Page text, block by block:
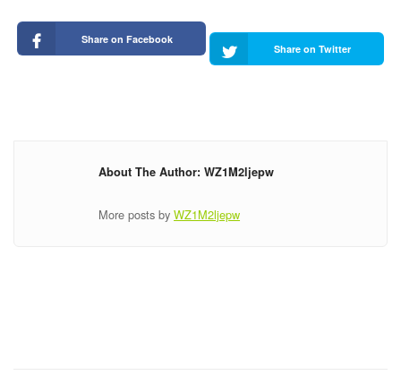
Share on Facebook
Share on Twitter
About The Author: WZ1M2ljepw
More posts byWZ1M2ljepw